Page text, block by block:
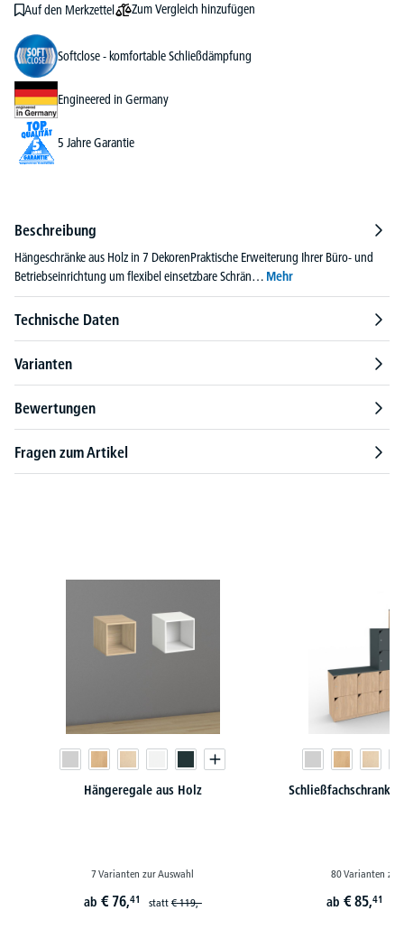
Auf den Merkzettel Zum Vergleich hinzufügen
Softclose - komfortable Schließdämpfung
Engineered in Germany
5 Jahre Garantie
Beschreibung
Hängeschränke aus Holz in 7 DekorenPraktische Erweiterung Ihrer Büro- und
Betriebseinrichtung um flexibel einsetzbare Schrän… Mehr
Technische Daten
Varianten
Bewertungen
Fragen zum Artikel
Hängeregale aus Holz
7 Varianten zur Auswahl
ab € 76,41 statt€ 119,-
Schließfachschrank-
80 Varianten zur
ab € 85,41